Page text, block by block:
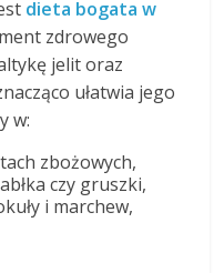
dieta bogata w
zdrowego
jelit oraz
ułatwia jego
w:
zbożowych,
czy gruszki,
i marchew,